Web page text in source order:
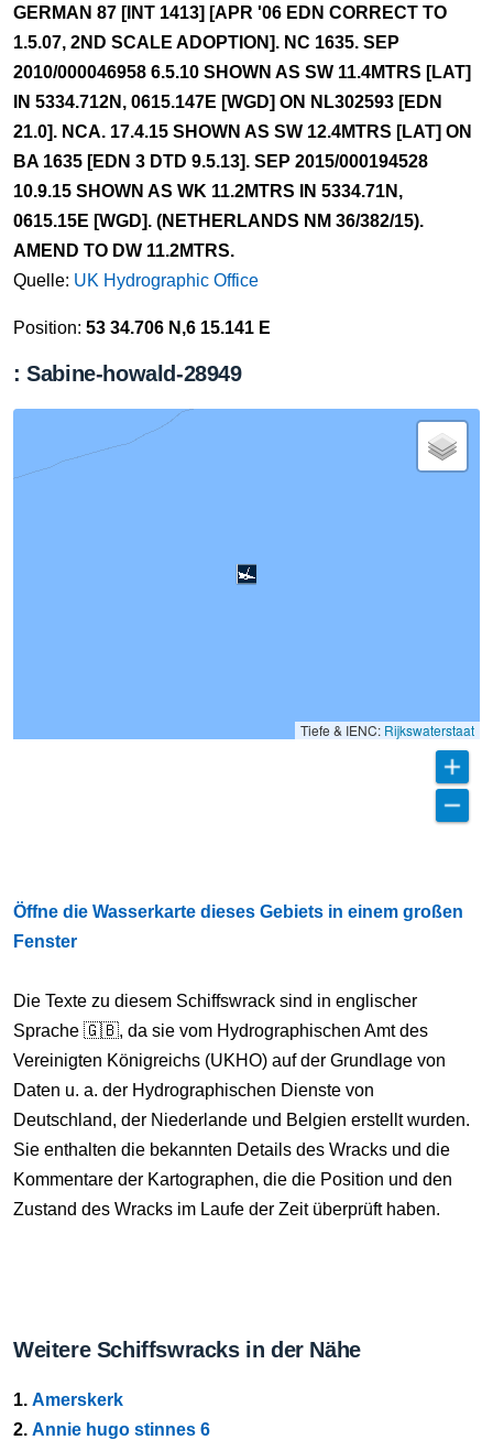
GERMAN 87 [INT 1413] [APR '06 EDN CORRECT TO
1.5.07, 2ND SCALE ADOPTION]. NC 1635. SEP
2010/000046958 6.5.10 SHOWN AS SW 11.4MTRS [LAT]
IN 5334.712N, 0615.147E [WGD] ON NL302593 [EDN
21.0]. NCA. 17.4.15 SHOWN AS SW 12.4MTRS [LAT] ON
BA 1635 [EDN 3 DTD 9.5.13]. SEP 2015/000194528
10.9.15 SHOWN AS WK 11.2MTRS IN 5334.71N,
0615.15E [WGD]. (NETHERLANDS NM 36/382/15).
AMEND TO DW 11.2MTRS.
Quelle: UK Hydrographic Office
Position: 53 34.706 N,6 15.141 E
: Sabine-howald-28949
Tiefe & IENC: Rijkswaterstaat
Öffne die Wasserkarte dieses Gebiets in einem großen
Fenster
Die Texte zu diesem Schiffswrack sind in englischer
Sprache 🇬🇧, da sie vom Hydrographischen Amt des
Vereinigten Königreichs (UKHO) auf der Grundlage von
Daten u. a. der Hydrographischen Dienste von
Deutschland, der Niederlande und Belgien erstellt wurden.
Sie enthalten die bekannten Details des Wracks und die
Kommentare der Kartographen, die die Position und den
Zustand des Wracks im Laufe der Zeit überprüft haben.
Weitere Schiffswracks in der Nähe
1. Amerskerk
2. Annie hugo stinnes 6